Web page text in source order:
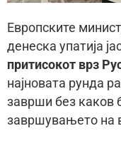
Европските
денеска упатија
притисокот врз
најновата рунда
заврши без каков
завршувањето на